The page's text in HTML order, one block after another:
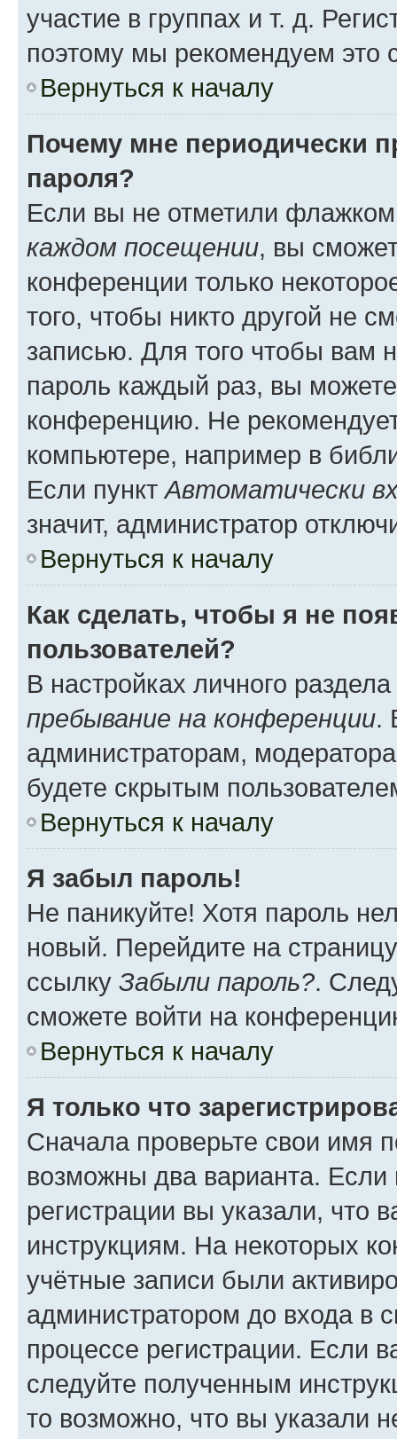
участие в группах и т. д.
поэтому мы рекомендуем это
Вернуться к началу
Почему мне периодически
пароля?
Если вы не отметили
каждом посещении, вы
конференции только
того, чтобы никто другой не
записью. Для того чтобы вам
пароль каждый раз, вы
конференцию. Не
компьютере, например в
Если пунктАвтоматически
значит, администратор
Вернуться к началу
Как сделать, чтобы я не
пользователей?
В настройках личного
пребывание на конференции.
администраторам,
будете скрытым
Вернуться к началу
Я забыл пароль!
Не паникуйте! Хотя пароль
новый. Перейдите на
ссылку Забыли пароль?.
сможете войти на
Вернуться к началу
Я только что
Сначала проверьте свои имя
возможны два варианта.
регистрации вы указали, что
инструкциям. На некоторых
учётные записи были
администратором до входа в
процессе регистрации. Если
следуйте полученным
то возможно, что вы указали